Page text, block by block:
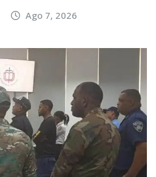
Ago 7, 2026